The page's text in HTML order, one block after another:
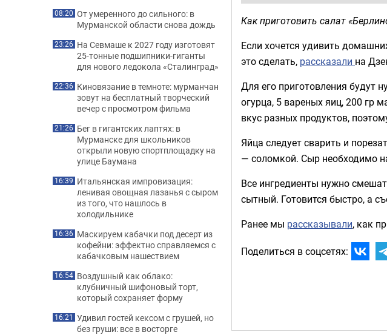
Как приготовить салат
Если хочется удивить
это сделать, рассказали на
Для его приготовления будут
огурца, 5 вареных яиц, 200 гр
вкус разных продуктов,
Яйца следует сварить и
— соломкой. Сыр необходимо
Все ингредиенты нужно
сытный. Готовится быстро, а
Ранее мы рассказывали, как
Поделиться в соцсетях:
08:20 От умеренного до сильного: в
Мурманской области снова дождь
23:26 На Севмаше к 2027 году изготовят
25-тонные подшипники-гиганты
для нового ледокола «Сталинград»
22:36 Киновязание в темноте: мурманчан
зовут на бесплатный творческий
вечер с просмотром фильма
21:26 Бег в гигантских лаптях: в
Мурманске для школьников
открыли новую спортплощадку на
улице Баумана
16:39 Итальянская импровизация:
ленивая овощная лазанья с сыром
из того, что нашлось в
холодильнике
16:36 Маскируем кабачки под десерт из
кофейни: эффектно справляемся с
кабачковым нашествием
16:54 Воздушный как облако:
клубничный шифоновый торт,
который сохраняет форму
16:21 Удивил гостей кексом с грушей, но
без груши: все в восторге